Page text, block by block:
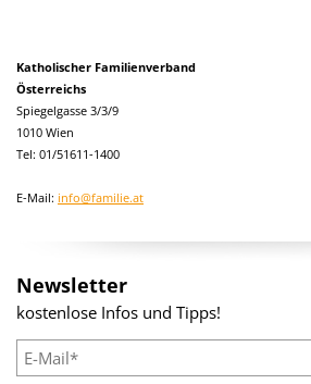
Katholischer Familienverband
Österreichs
Spiegelgasse 3/3/9
1010 Wien
Tel: 01/51611-1400
E-Mail: info@familie.at
Newsletter
kostenlose Infos und Tipps!